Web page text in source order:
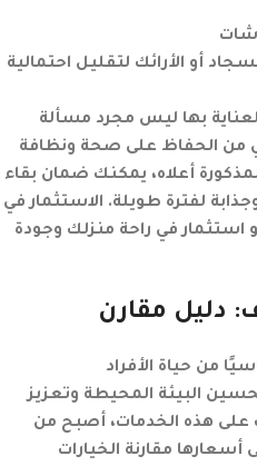
أو الأرائك لتقليل احتمالية
بها ليس مجرد مسألة
من الحفاظ على صحة ونظافة
أعلاه، يمكنك ضمان بقاء
لفترة طويلة. الاستثمار في
استثمار في راحة منزلك وجودة
دليل مقارن
من حياة الأفراد
البيئة المحيطة وتعزيز
على هذه الخدمات، أصبح من
مقارنة الخيارات